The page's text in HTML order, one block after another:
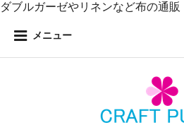
ダブルガーゼやリネンなど布の通販
メニュー